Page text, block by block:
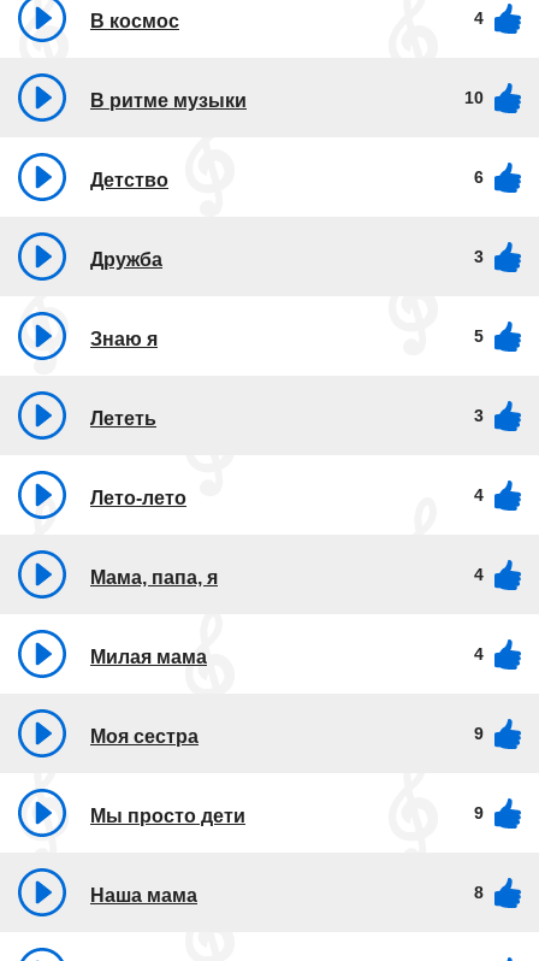
В космос 4
В ритме музыки 10
Детство 6
Дружба 3
Знаю я 5
Лететь 3
Лето-лето 4
Мама, папа, я 4
Милая мама 4
Моя сестра 9
Мы просто дети 9
Наша мама 8